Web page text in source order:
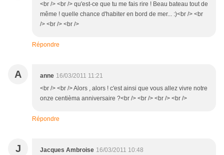
<br /> <br /> qu'est-ce que tu me fais rire ! Beau bateau tout de
même ! quelle chance d'habiter en bord de mer... :)<br /> <br
/> <br /> <br />
Répondre
A anne 16/03/2011 11:21
<br /> <br /> Alors , alors ! c'est ainsi que vous allez vivre notre
onze centièma anniversaire ?<br /> <br /> <br /> <br />
Répondre
J Jacques Ambroise 16/03/2011 10:48